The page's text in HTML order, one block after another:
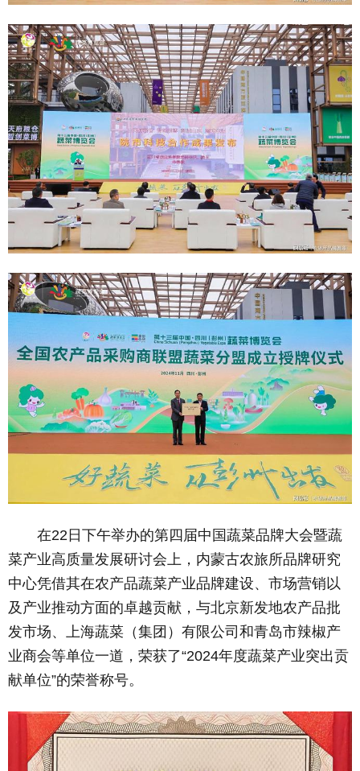
在22日下午举办的第四届中国蔬菜品牌大会暨蔬
菜产业高质量发展研讨会上，内蒙古农旅所品牌研究
中心凭借其在农产品蔬菜产业品牌建设、市场营销以
及产业推动方面的卓越贡献，与北京新发地农产品批
发市场、上海蔬菜（集团）有限公司和青岛市辣椒产
业商会等单位一道，荣获了“2024年度蔬菜产业突出贡
献单位”的荣誉称号。